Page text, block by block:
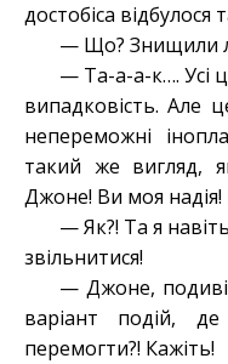
достобіса відбулося
— Що? Знищили
— Та-а-а-к…. Усі
випадковість. Але
непереможні
такий же вигляд,
Джоне! Ви моя
— Як?! Та я
звільнитися!
— Джоне,
варіант подій,
перемогти?! Кажіть!